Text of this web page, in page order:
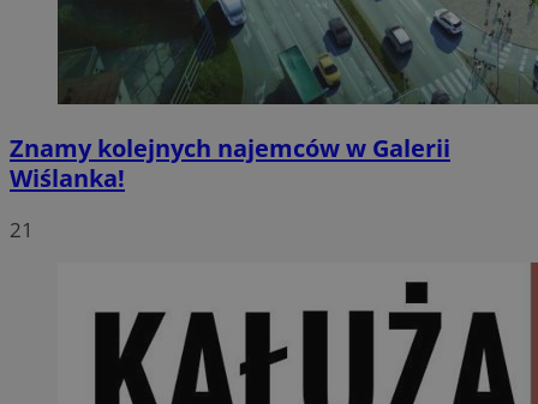
Znamy kolejnych najemców w Galerii
Wiślanka!
21